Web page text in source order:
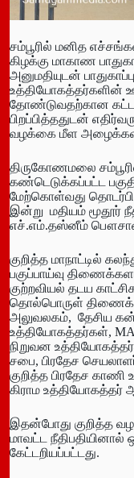
சம்பூரில் மனித
கிழக்கு மாகாண
அனுமதியுடன்
உத்தியோகத்தர்களின்
தோண்டுவதற்கான
பிறப்பித்ததுடன்
வழக்கை மீள
திருகோணமலை
கண்டெடுக்கப்பட்ட
மேற்கொள்வது
இன்று மதியம் மூதூர்
எச்.எம்.தஸ்னீம்
குறித்த மாநாட்டில்
பகுப்பாய்வு
குற்றவியல் தடய
தொல்பொருள்
அலுவலகம், தேசிய
உத்தியோகத்தர்கள்,
நிறுவன
சபை, பிரதேச
குறித்த பிரதேச காணி
கிராம உத்தியோகத்தர்
இதன்போது குறித்த
மாவட்ட நீதிபதியினால்
கேட்டறியப்பட்டது.